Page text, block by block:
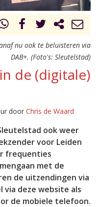
nu ook te beluisteren via
DAB+. (Foto's: Sleutelstad)
de (digitale)
door Chris de Waard
ook weer
voor Leiden
frequenties
met de
de uitzendingen via
deze website als
de mobiele telefoon.